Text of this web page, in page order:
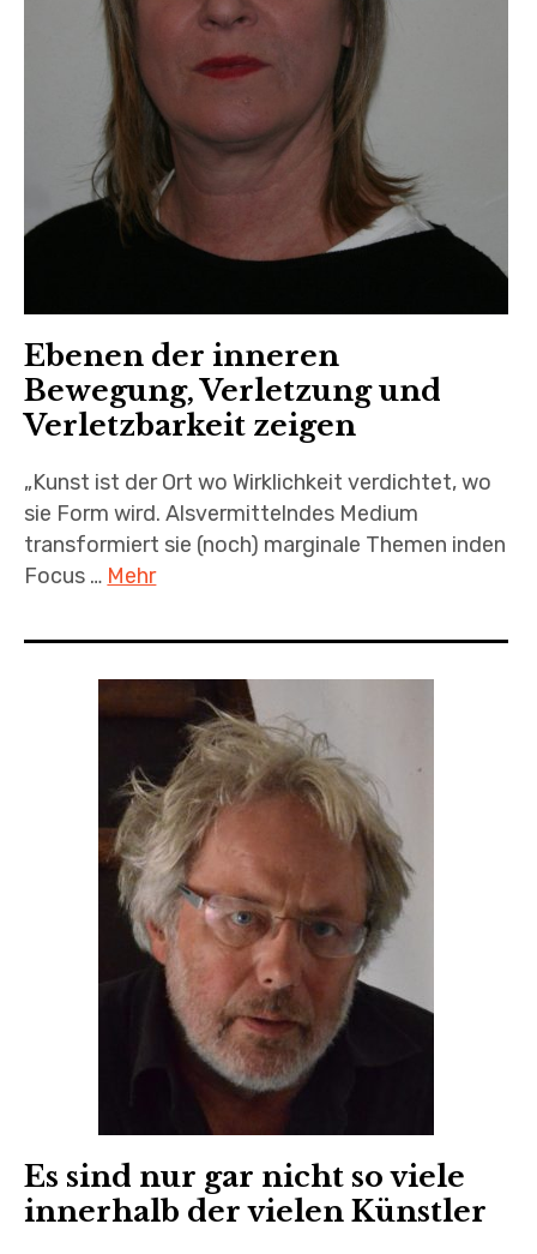
Ebenen der inneren
Bewegung, Verletzung und
Verletzbarkeit zeigen
„Kunst ist der Ort wo Wirklichkeit verdichtet, wo
sie Form wird. Alsvermittelndes Medium
transformiert sie (noch) marginale Themen inden
Focus … Mehr
Es sind nur gar nicht so viele
innerhalb der vielen Künstler